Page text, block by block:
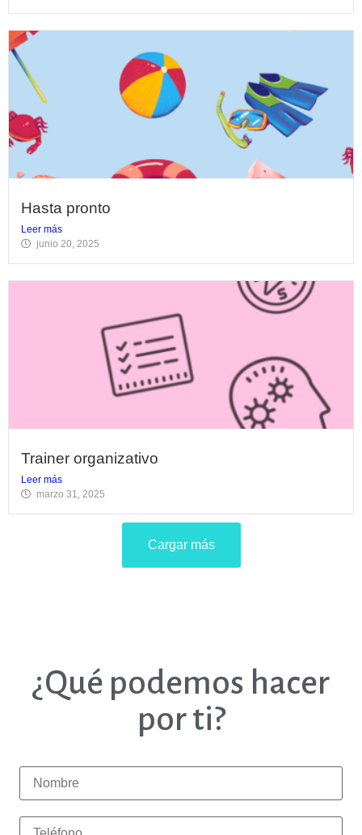
Hasta pronto
Leer más
junio 20, 2025
Trainer organizativo
Leer más
marzo 31, 2025
Cargar más
¿Qué podemos hacer
por ti?